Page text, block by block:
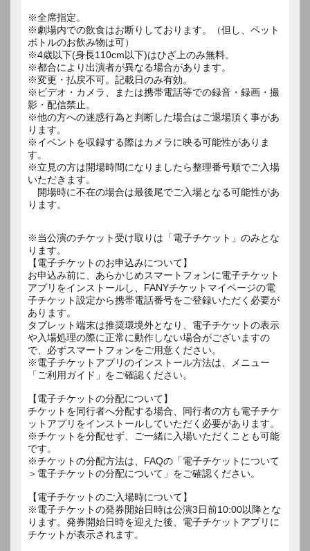
※全席指定。
※劇場内での飲食はお断りしております。（但し、ペット
ボトルのお飲み物は可）
※4歳以下(身長110cm以下)はひざ上のみ無料。
※都合により出演者が異なる場合があります。
※変更・払戻不可。記載日のみ有効。
※ビデオ・カメラ、または携帯電話等での録音・録画・撮
影・配信禁止。
※他の方への迷惑行為と判断した場合はご退場頂く事があ
ります。
※イベントを収録する際はカメラに映る可能性がありま
す。
※立見の方は開場時間になりましたら整理番号順でご入場
いただきます。
開場時に不在の場合は最後尾でご入場となる可能性があ
ります。
※当公演のチケット受け取りは「電子チケット」のみとな
ります。
【電子チケットのお申込みについて】
お申込み前に、あらかじめスマートフォンに電子チケット
アプリをインストールし、FANYチケットマイページの電
子チケット設定から携帯電話番号をご登録いただく必要が
あります。
タブレット端末は推奨環境外となり、電子チケットの表示
や入場処理の際に正常に動作しない場合がございますの
で、必ずスマートフォンをご用意ください。
※電子チケットアプリのインストール方法は、メニュー
「ご利用ガイド」をご確認ください。
【電子チケットの分配について】
チケットを同行者へ分配する場合、同行者の方も電子チケ
ットアプリをインストールしていただく必要があります。
※チケットを分配せず、ご一緒に入場いただくことも可能
です。
※チケットの分配方法は、FAQの「電子チケットについて
＞電子チケットの分配について」をご確認ください。
【電子チケットのご入場時について】
※電子チケットの発券開始日時は公演3日前10:00以降とな
ります。発券開始日時を迎えた後、電子チケットアプリに
チケットが表示されます。